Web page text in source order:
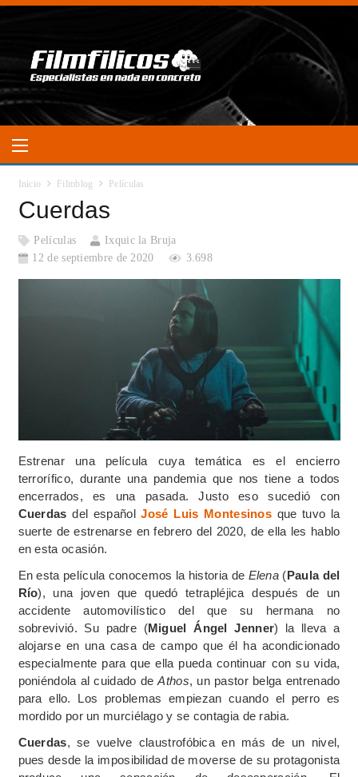
Inicio Filmblog Películas
Cuerdas
Películas
Ixquic la Bruja
12 de septiembre de 2020
3.698
Estrenar una película cuya temática es el encierro
terrorífico, durante una pandemia que nos tiene a todos
encerrados, es una pasada. Justo eso sucedió con
Cuerdas del españolJosé Luis Montesinos que tuvo la
suerte de estrenarse en febrero del 2020, de ella les hablo
en esta ocasión.
En esta película conocemos la historia de Elena (Paula del
Río), una joven que quedó tetrapléjica después de un
accidente automovilístico del que su hermana no
sobrevivió. Su padre (Miguel Ángel Jenner) la lleva a
alojarse en una casa de campo que él ha acondicionado
especialmente para que ella pueda continuar con su vida,
poniéndola al cuidado deAthos, un pastor belga entrenado
para ello. Los problemas empiezan cuando el perro es
mordido por un murciélago y se contagia de rabia.
Cuerdas, se vuelve claustrofóbica en más de un nivel,
pues desde la imposibilidad de moverse de su protagonista